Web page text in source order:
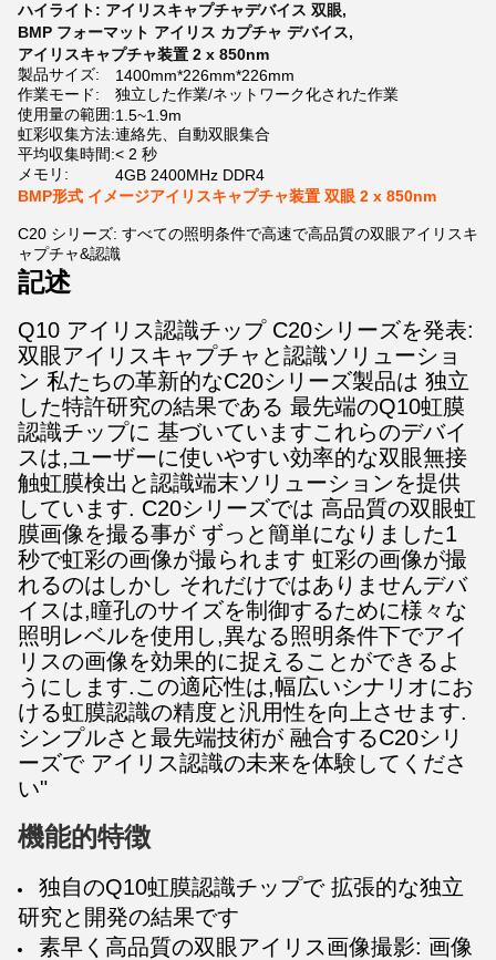
ハイライト: アイリスキャプチャデバイス 双眼,
BMP フォーマット アイリス カプチャ デバイス,
アイリスキャプチャ装置 2 x 850nm
製品サイズ:
1400mm*226mm*226mm
作業モード:
独立した作業/ネットワーク化された作業
使用量の範囲:1.5~1.9m
虹彩収集方法:連絡先、自動双眼集合
平均収集時間:< 2 秒
メモリ:
4GB 2400MHz DDR4
BMP形式 イメージアイリスキャプチャ装置 双眼 2 x 850nm
C20 シリーズ: すべての照明条件で高速で高品質の双眼アイリスキ
ャプチャ&認識
記述
Q10 アイリス認識チップ C20シリーズを発表:
双眼アイリスキャプチャと認識ソリューショ
ン 私たちの革新的なC20シリーズ製品は 独立
した特許研究の結果である 最先端のQ10虹膜
認識チップに 基づいていますこれらのデバイ
スは,ユーザーに使いやすい効率的な双眼無接
触虹膜検出と認識端末ソリューションを提供
しています. C20シリーズでは 高品質の双眼虹
膜画像を撮る事が ずっと簡単になりました1
秒で虹彩の画像が撮られます 虹彩の画像が撮
れるのは しかし それだけではありませんデバ
イスは,瞳孔のサイズを制御するために様々な
照明レベルを使用し,異なる照明条件下でアイ
リスの画像を効果的に捉えることができるよ
うにします.この適応性は,幅広いシナリオにお
ける虹膜認識の精度と汎用性を向上させます.
シンプルさと最先端技術が 融合するC20シリ
ーズで アイリス認識の未来を体験してくださ
い"
機能的特徴
独自のQ10虹膜認識チップで 拡張的な独立
研究と開発の結果です
素早く高品質の双眼アイリス画像撮影: 画像